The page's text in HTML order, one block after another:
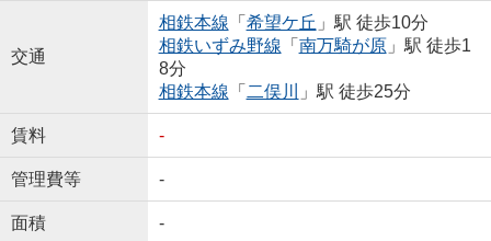
交通
相鉄本線 「 希望ケ丘 」駅 徒歩10分
相鉄いずみ野線 「 南万騎が原」駅 徒歩1
8分
相鉄本線 「 二俣川 」駅 徒歩25分
賃料 -
管理費等 -
面積 -